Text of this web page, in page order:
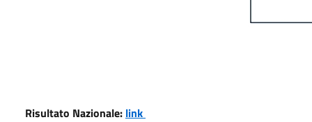
Risultato Nazionale: link